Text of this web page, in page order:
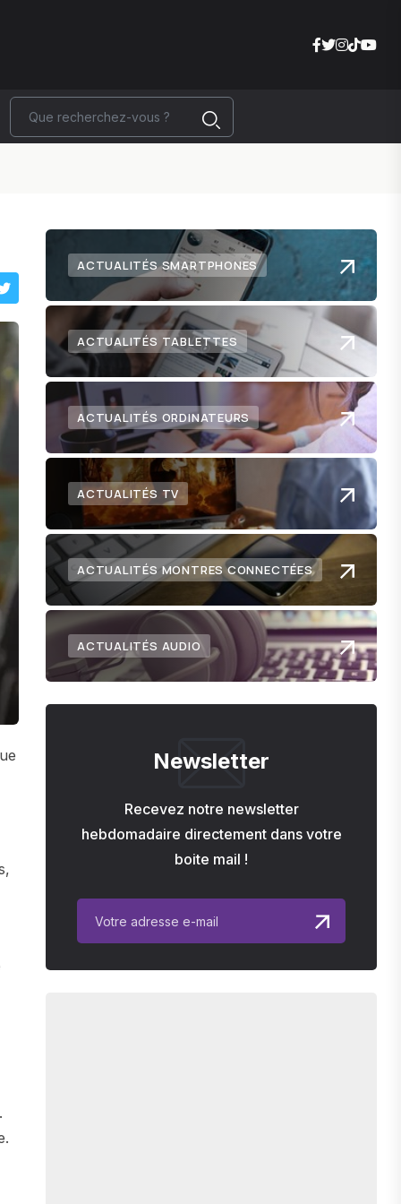
ACTUALITÉS SMARTPHONES
ACTUALITÉS TABLETTES
ACTUALITÉS ORDINATEURS
ACTUALITÉS TV
ACTUALITÉS MONTRES CONNECTÉES
ACTUALITÉS AUDIO
Newsletter
Recevez notre newsletter
hebdomadaire directement dans votre
boite mail !